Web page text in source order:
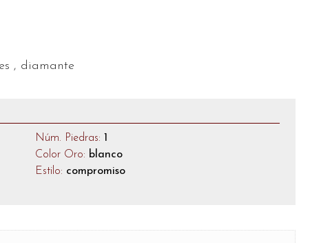
, diamante
Núm. Piedras: 1
Color Oro: blanco
Estilo: compromiso